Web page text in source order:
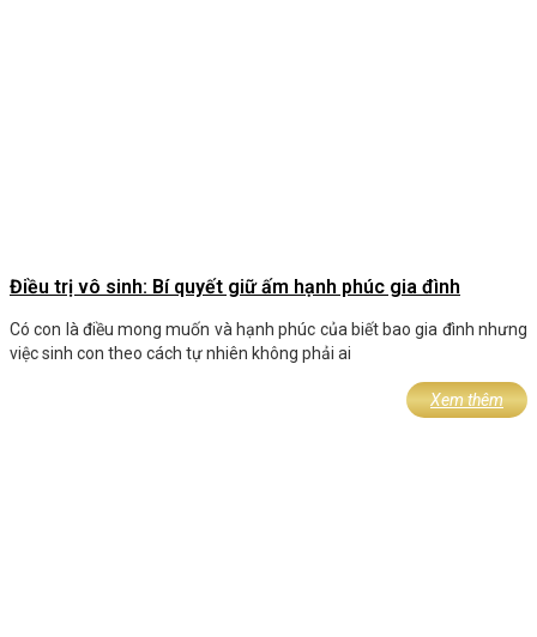
Điều trị vô sinh: Bí quyết giữ ấm hạnh phúc gia đình
Có con là điều mong muốn và hạnh phúc của biết bao gia đình nhưng
việc sinh con theo cách tự nhiên không phải ai
Xem thêm